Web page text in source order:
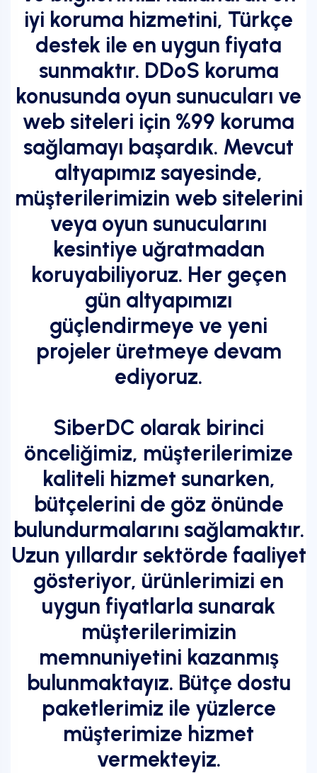
iyi koruma hizmetini, Türkçe
destek ile en uygun fiyata
sunmaktır. DDoS koruma
konusunda oyun sunucuları ve
web siteleri için %99 koruma
sağlamayı başardık. Mevcut
altyapımız sayesinde,
müşterilerimizin web sitelerini
veya oyun sunucularını
kesintiye uğratmadan
koruyabiliyoruz. Her geçen
gün altyapımızı
güçlendirmeye ve yeni
projeler üretmeye devam
ediyoruz.
SiberDC olarak birinci
önceliğimiz, müşterilerimize
kaliteli hizmet sunarken,
bütçelerini de göz önünde
bulundurmalarını sağlamaktır.
Uzun yıllardır sektörde faaliyet
gösteriyor, ürünlerimizi en
uygun fiyatlarla sunarak
müşterilerimizin
memnuniyetini kazanmış
bulunmaktayız. Bütçe dostu
paketlerimiz ile yüzlerce
müşterimize hizmet
vermekteyiz.